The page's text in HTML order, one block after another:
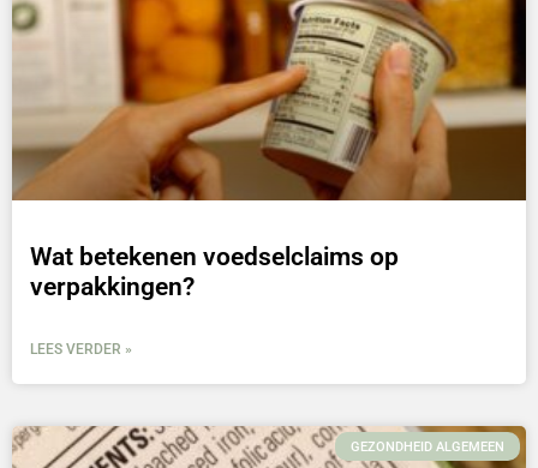
Wat betekenen voedselclaims op
verpakkingen?
LEES VERDER »
GEZONDHEID ALGEMEEN